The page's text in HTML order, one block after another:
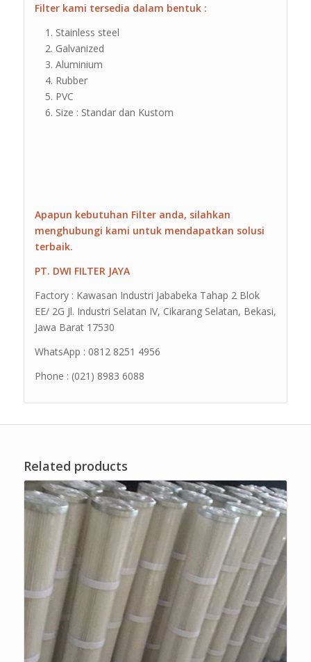
Filter kami tersedia dalam bentuk :
Stainless steel
Galvanized
Aluminium
Rubber
PVC
Size : Standar dan Kustom
Apapun kebutuhan Filter anda, silahkan
menghubungi kami untuk mendapatkan solusi
terbaik.
PT. DWI FILTER JAYA
Factory : Kawasan Industri Jababeka Tahap 2 Blok
EE/ 2G Jl. Industri Selatan IV, Cikarang Selatan, Bekasi,
Jawa Barat 17530
WhatsApp : 0812 8251 4956
Phone : (021) 8983 6088
Related products